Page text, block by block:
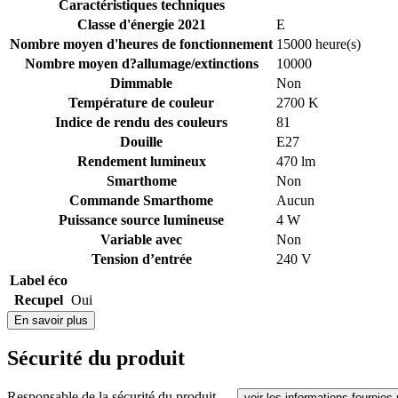
Caractéristiques techniques
Classe d'énergie 2021
E
Nombre moyen d'heures de fonctionnement 15000 heure(s)
Nombre moyen d?allumage/extinctions
10000
Dimmable
Non
Température de couleur
2700 K
Indice de rendu des couleurs
81
Douille
E27
Rendement lumineux
470 lm
Smarthome
Non
Commande Smarthome
Aucun
Puissance source lumineuse
4 W
Variable avec
Non
Tension d’entrée
240 V
Label éco
Recupel Oui
En savoir plus
Sécurité du produit